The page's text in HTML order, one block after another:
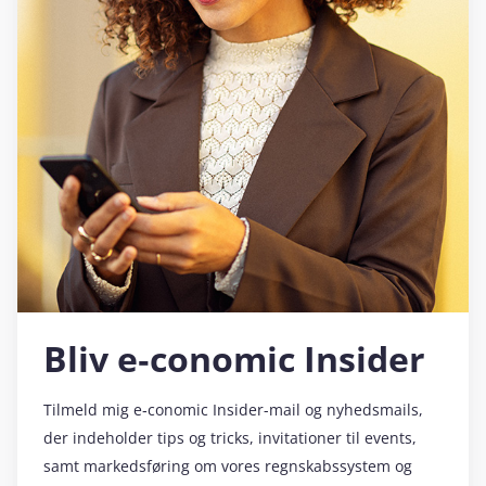
Bliv e‑conomic Insider
Tilmeld mig e‑conomic Insider-mail og nyhedsmails,
der indeholder tips og tricks, invitationer til events,
samt markedsføring om vores regnskabssystem og